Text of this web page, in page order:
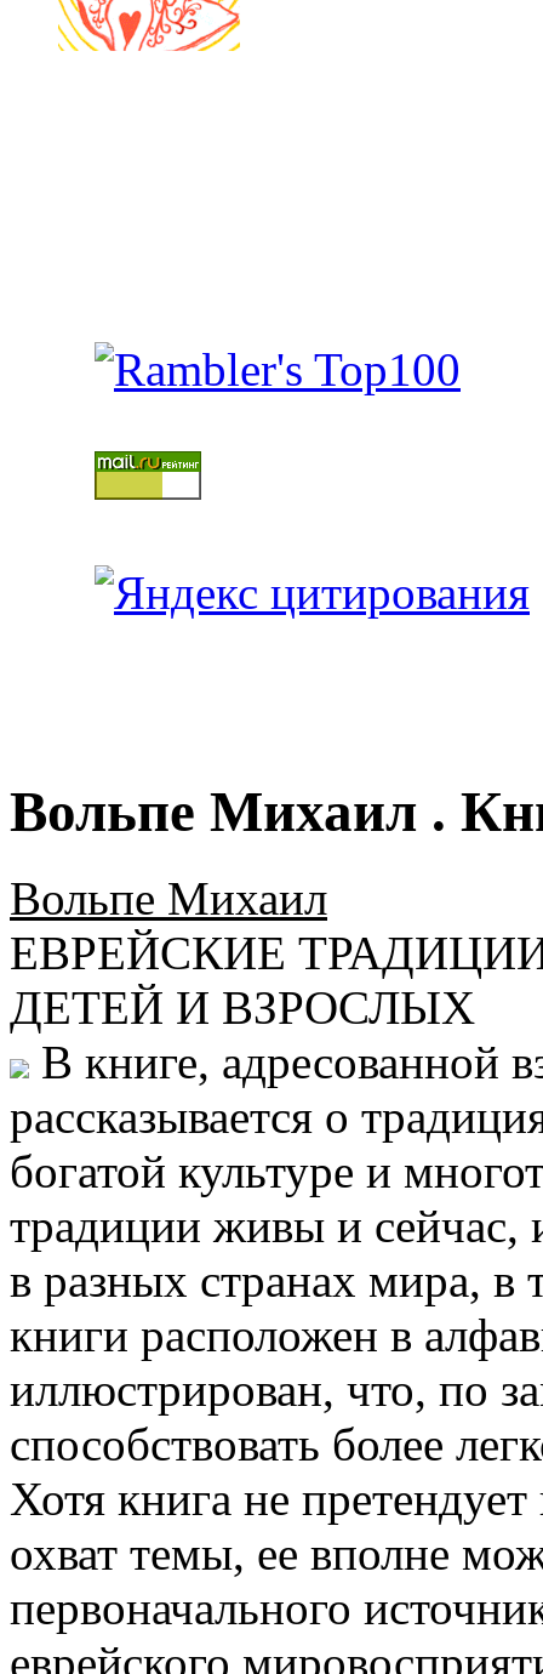
Вольпе Михаил .
Вольпе Михаил
ЕВРЕЙСКИЕ
ДЕТЕЙ И ВЗРОСЛЫХ
В книге, адресованной
рассказывается о
богатой культуре и
традиции живы и
в разных странах мира, в
книги расположен в
иллюстрирован, что, по
способствовать более
Хотя книга не
охват темы, ее вполне
первоначального
еврейского